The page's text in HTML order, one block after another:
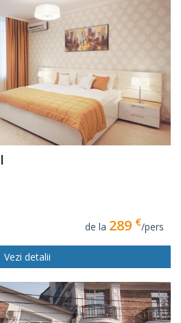
de la 289 €/pers
Vezi detalii